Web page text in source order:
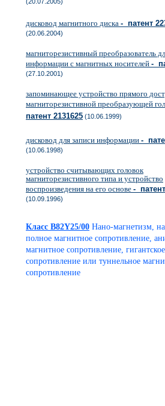
дисковод магнитного диска - патент
(20.06.2004)
магниторезистивный преобразователь
информации с магнитных носителей -
(27.10.2001)
запоминающее устройство прямого
магниторезистивной преобразующей
патент 2131625 (10.06.1999)
дисковод для записи информации -
(10.06.1998)
устройство считывающих головок
магниторезистивного типа и устройство
воспроизведения на его основе -
(10.09.1996)
Класс B82Y25/00 Нано-магнетизм,
полное магнитное сопротивление,
магнитное сопротивление,
сопротивление или туннельное
сопротивление